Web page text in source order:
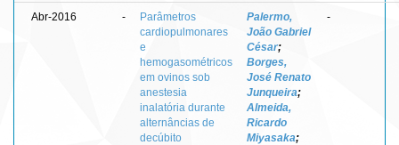
Abr-2016 -
Parâmetros
cardiopulmonares
e
hemogasométricos
em ovinos sob
anestesia
inalatória durante
alternâncias de
decúbito
Palermo,
João Gabriel
César;
Borges,
José Renato
Junqueira;
Almeida,
Ricardo
Miyasaka;
-